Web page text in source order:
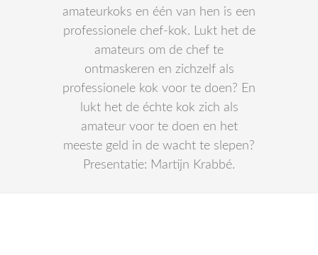
amateurkoks en één van hen is een
professionele chef-kok. Lukt het de
amateurs om de chef te
ontmaskeren en zichzelf als
professionele kok voor te doen? En
lukt het de échte kok zich als
amateur voor te doen en het
meeste geld in de wacht te slepen?
Presentatie: Martijn Krabbé.